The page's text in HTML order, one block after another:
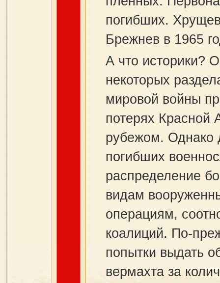
погибших.
Брежнев в 1965
А что историки?
некоторых
мировой войны
потерях Красной
рубежом. Однако
погибших
распределение
видам
операциям,
коалиций. По-
попытки выдать
вермахта за